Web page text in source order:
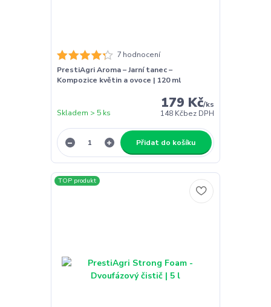
7 hodnocení
PrestiAgri Aroma – Jarní tanec –
Kompozice květin a ovoce | 120 ml
179 Kč/ks
148 Kčbez DPH
Skladem > 5 ks
Přidat do košíku
TOP produkt